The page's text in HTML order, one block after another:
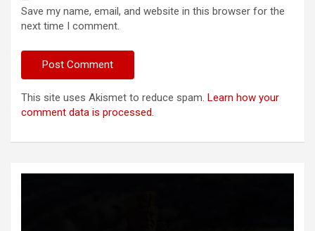
Save my name, email, and website in this browser for the
next time I comment.
This site uses Akismet to reduce spam. Learn how your
comment data is processed.